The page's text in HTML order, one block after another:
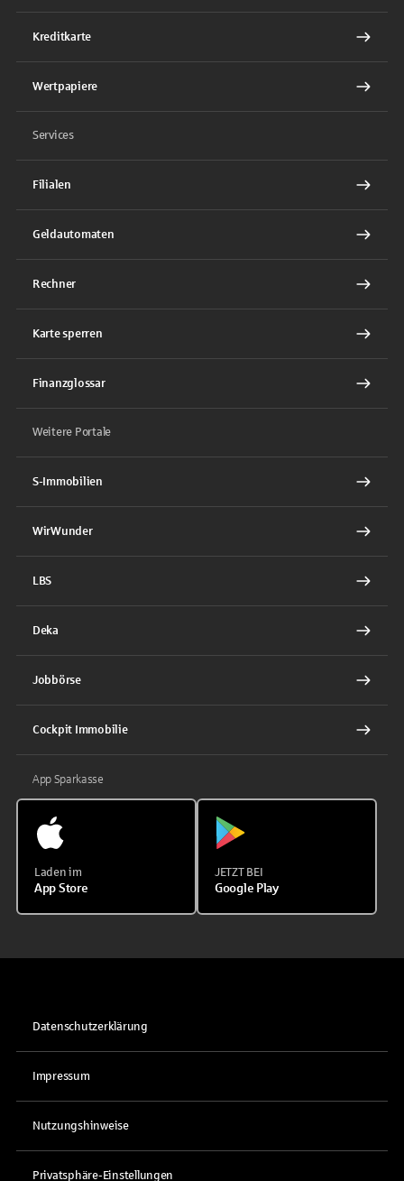
Kreditkarte
Wertpapiere
Services
Filialen
Geldautomaten
Rechner
Karte sperren
Finanzglossar
Weitere Portale
S-Immobilien
WirWunder
LBS
Deka
Jobbörse
Cockpit Immobilie
App Sparkasse
Laden im
App Store
JETZT BEI
Google Play
Datenschutzerklärung
Impressum
Nutzungshinweise
Privatsphäre-Einstellungen